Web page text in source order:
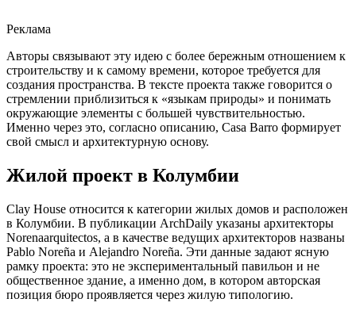
Реклама
Авторы связывают эту идею с более бережным отношением к
строительству и к самому времени, которое требуется для
создания пространства. В тексте проекта также говорится о
стремлении приблизиться к «языкам природы» и понимать
окружающие элементы с большей чувствительностью.
Именно через это, согласно описанию, Casa Barro формирует
свой смысл и архитектурную основу.
Жилой проект в Колумбии
Clay House относится к категории жилых домов и расположен
в Колумбии. В публикации ArchDaily указаны архитекторы
Norenaarquitectos, а в качестве ведущих архитекторов названы
Pablo Noreña и Alejandro Noreña. Эти данные задают ясную
рамку проекта: это не экспериментальный павильон и не
общественное здание, а именно дом, в котором авторская
позиция бюро проявляется через жилую типологию.